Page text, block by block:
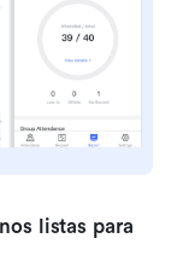
listas para